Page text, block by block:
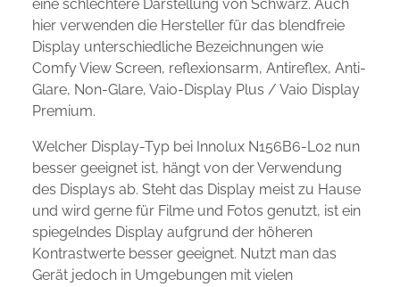
eine schlechtere Darstellung von Schwarz. Auch
hier verwenden die Hersteller für das blendfreie
Display unterschiedliche Bezeichnungen wie
Comfy View Screen, reflexionsarm, Antireflex, Anti-
Glare, Non-Glare, Vaio-Display Plus / Vaio Display
Premium.
Welcher Display-Typ bei Innolux N156B6-L02 nun
besser geeignet ist, hängt von der Verwendung
des Displays ab. Steht das Display meist zu Hause
und wird gerne für Filme und Fotos genutzt, ist ein
spiegelndes Display aufgrund der höheren
Kontrastwerte besser geeignet. Nutzt man das
Gerät jedoch in Umgebungen mit vielen